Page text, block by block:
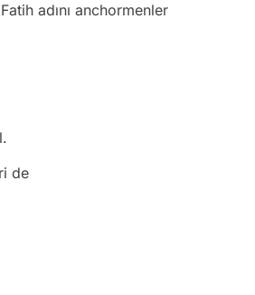
adını anchormenler
de